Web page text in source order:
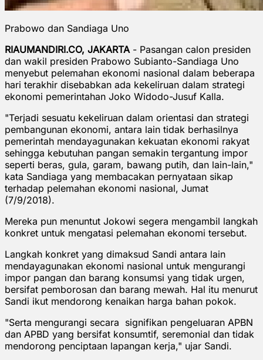
Prabowo dan Sandiaga Uno
RIAUMANDIRI.CO, JAKARTA - Pasangan calon presiden
dan wakil presiden Prabowo Subianto-Sandiaga Uno
menyebut pelemahan ekonomi nasional dalam beberapa
hari terakhir disebabkan ada kekeliruan dalam strategi
ekonomi pemerintahan Joko Widodo-Jusuf Kalla.
"Terjadi sesuatu kekeliruan dalam orientasi dan strategi
pembangunan ekonomi, antara lain tidak berhasilnya
pemerintah mendayagunakan kekuatan ekonomi rakyat
sehingga kebutuhan pangan semakin tergantung impor
seperti beras, gula, garam, bawang putih, dan lain-lain,"
kata Sandiaga yang membacakan pernyataan sikap
terhadap pelemahan ekonomi nasional, Jumat
(7/9/2018).
Mereka pun menuntut Jokowi segera mengambil langkah
konkret untuk mengatasi pelemahan ekonomi tersebut.
Langkah konkret yang dimaksud Sandi antara lain
mendayagunakan ekonomi nasional untuk mengurangi
impor pangan dan barang konsumsi yang tidak urgen,
bersifat pemborosan dan barang mewah. Hal itu menurut
Sandi ikut mendorong kenaikan harga bahan pokok.
"Serta mengurangi secara signifikan pengeluaran APBN
dan APBD yang bersifat konsumtif, seremonial dan tidak
mendorong penciptaan lapangan kerja," ujar Sandi.